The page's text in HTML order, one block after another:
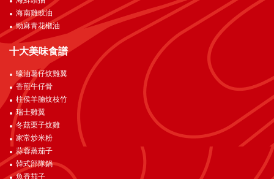
海南雞豉油
勁麻青花椒油
十大美味食譜
蠔油薯仔炆雞翼
香煎牛仔骨
柱侯羊腩炆枝竹
瑞士雞翼
冬菇栗子炆雞
家常炒米粉
蒜蓉蒸茄子
韓式部隊鍋
魚香茄子